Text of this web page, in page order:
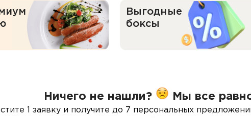
Выгодные
боксы
Ничего не нашли? Мы все
1 заявку и получите до 7 персональных